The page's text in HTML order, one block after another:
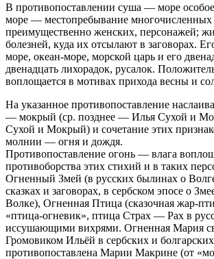
В противопоставлении суша — море
море — местопребывание многочисленных
преимущественно женских, персонажей;
болезней, куда их отсылают в заговорах.
море, океан-море, морской царь и его
двенадцать лихорадок, русалок.
воплощается в мотивах прихода весны и
На указанное противопоставление
— мокрый (ср. позднее — Илья Сухой и
Сухой и Мокрый) и сочетание этих
молнии — огня и дождя.
Противопоставление огонь — влага
противоборства этих стихий и в таких
Огненный Змей (в русских былинах о
сказках и заговорах, в сербском эпосе о
Волке), Огненная Птица (сказочная жар-
«птица-огневик», птица Страх — Pax в
иссушающими вихрями. Огненная Мария
Громовиком Ильёй в сербских и
противопоставлена Марии Макрине (от